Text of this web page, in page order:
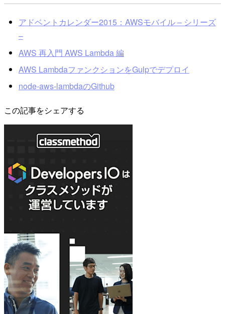
アドベントカレンダー2015：AWSモバイル – シリーズ
–
AWS 再入門 AWS Lambda 編
AWS LambdaファンクションをGulpでデプロイ
node-aws-lambdaのGithub
この記事をシェアする